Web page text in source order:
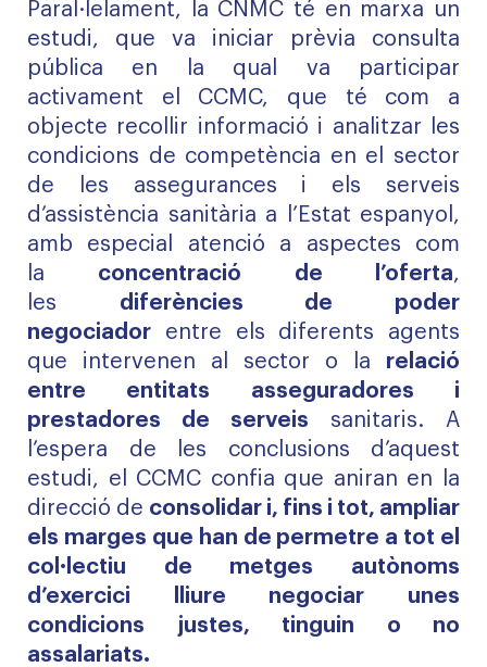
Paral·lelament, la CNMC té en marxa un
estudi, que va iniciar prèvia consulta
pública en la qual va participar
activament el CCMC, que té com a
objecte recollir informació i analitzar les
condicions de competència en el sector
de les assegurances i els serveis
d’assistència sanitària a l’Estat espanyol,
amb especial atenció a aspectes com
la concentració de l’oferta,
les diferències de poder
negociador entre els diferents agents
que intervenen al sector o la relació
entre entitats asseguradores i
prestadores de serveis sanitaris. A
l’espera de les conclusions d’aquest
estudi, el CCMC confia que aniran en la
direcció de consolidar i, fins i tot, ampliar
els marges que han de permetre a tot el
col·lectiu de metges autònoms
d’exercici lliure negociar unes
condicions justes, tinguin o no
assalariats.